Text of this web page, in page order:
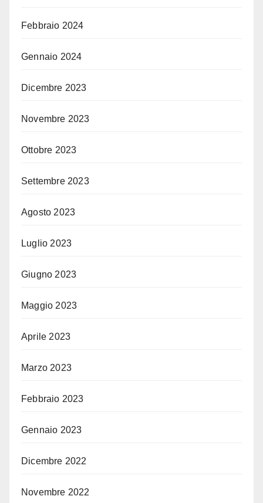
Febbraio 2024
Gennaio 2024
Dicembre 2023
Novembre 2023
Ottobre 2023
Settembre 2023
Agosto 2023
Luglio 2023
Giugno 2023
Maggio 2023
Aprile 2023
Marzo 2023
Febbraio 2023
Gennaio 2023
Dicembre 2022
Novembre 2022